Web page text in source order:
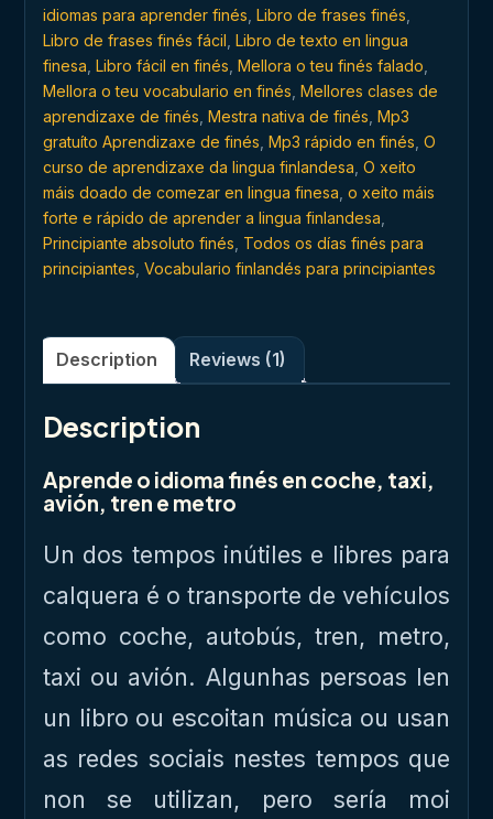
idiomas para aprender finés Libro de frases finés
Libro de frases finés fácil Libro de texto en lingua
finesa Libro fácil en finés Mellora o teu finés falado
Mellora o teu vocabulario en finés Mellores clases de
aprendizaxe de finés Mestra nativa de finés Mp3
gratuíto Aprendizaxe de finés Mp3 rápido en finés O
curso de aprendizaxe da lingua finlandesa O xeito
máis doado de comezar en lingua finesa o xeito máis
forte e rápido de aprender a lingua finlandesa
Principiante absoluto finés Todos os días finés para
principiantes Vocabulario finlandés para principiantes
Description Reviews (1)
Description
Aprende o idioma finés en coche, taxi,
avión, tren e metro
Un dos tempos inútiles e libres para
calquera é o transporte de vehículos
como coche, autobús, tren, metro,
taxi ou avión. Algunhas persoas len
un libro ou escoitan música ou usan
as redes sociais nestes tempos que
non se utilizan, pero sería moi